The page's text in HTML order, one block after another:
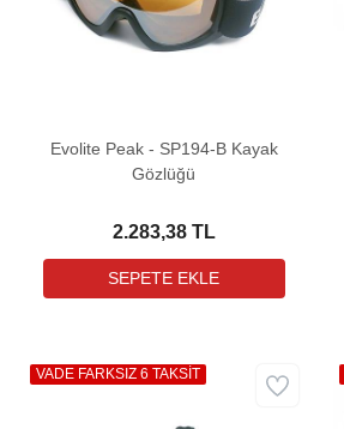
Evolite Peak - SP194-B Kayak
Gözlüğü
2.283,38 TL
VADE FARKSIZ 6 TAKSİT